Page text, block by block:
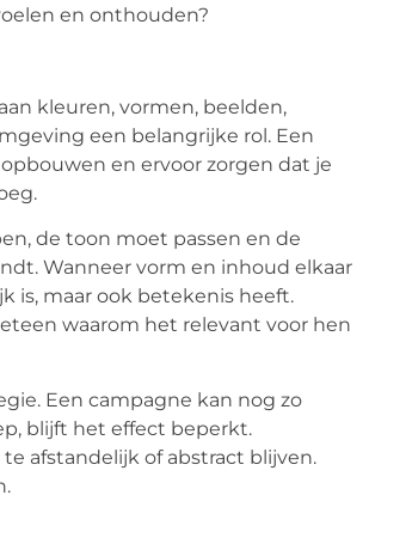
en onthouden?
kleuren, vormen, beelden,
een belangrijke rol. Een
en ervoor zorgen dat je
de toon moet passen en de
Wanneer vorm en inhoud elkaar
is, maar ook betekenis heeft.
waarom het relevant voor hen
Een campagne kan nog zo
blijft het effect beperkt.
afstandelijk of abstract blijven.